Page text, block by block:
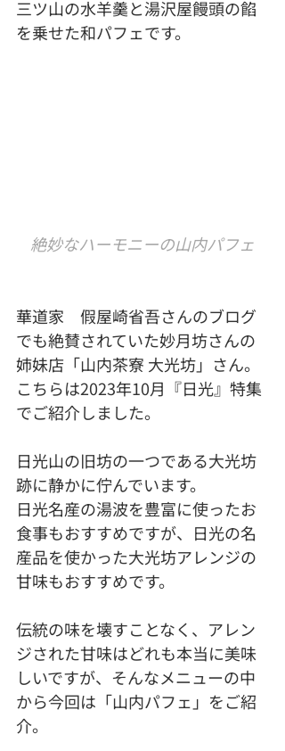
三ツ山の水羊羹と湯沢屋饅頭の餡
を乗せた和パフェです。
絶妙なハーモニーの山内パフェ
華道家 假屋崎省吾さんのブログ
でも絶賛されていた妙月坊さんの
姉妹店「山内茶寮 大光坊」さん。
こちらは2023年10月『日光』特集
でご紹介しました。
日光山の旧坊の一つである大光坊
跡に静かに佇んでいます。
日光名産の湯波を豊富に使ったお
食事もおすすめですが、日光の名
産品を使かった大光坊アレンジの
甘味もおすすめです。
伝統の味を壊すことなく、アレン
ジされた甘味はどれも本当に美味
しいですが、そんなメニューの中
から今回は「山内パフェ」をご紹
介。